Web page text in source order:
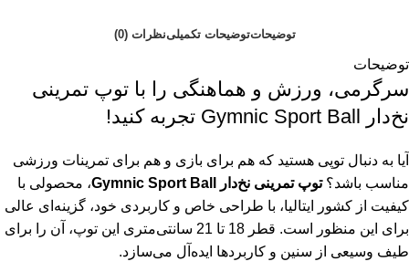
توضیحاتتوضیحات تکمیلینظرات (0)
توضیحات
سرگرمی، ورزش و هماهنگی را با توپ تمرینی
نخ‌دار Gymnic Sport Ball تجربه کنید!
آیا به دنبال توپی هستید که هم برای بازی و هم برای تمرینات ورزشی
مناسب باشد؟توپ تمرینی نخ‌دار Gymnic Sport Ball
، محصولی با
کیفیت از کشور ایتالیا، با طراحی خاص و کاربردی خود، گزینه‌ای عالی
برای این منظور است. قطر 18 تا 21 سانتی‌متری این توپ، آن را برای
طیف وسیعی از سنین و کاربردها ایده‌آل می‌سازد.